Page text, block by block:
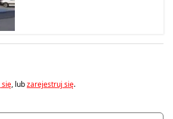
się, lubzarejestruj się.